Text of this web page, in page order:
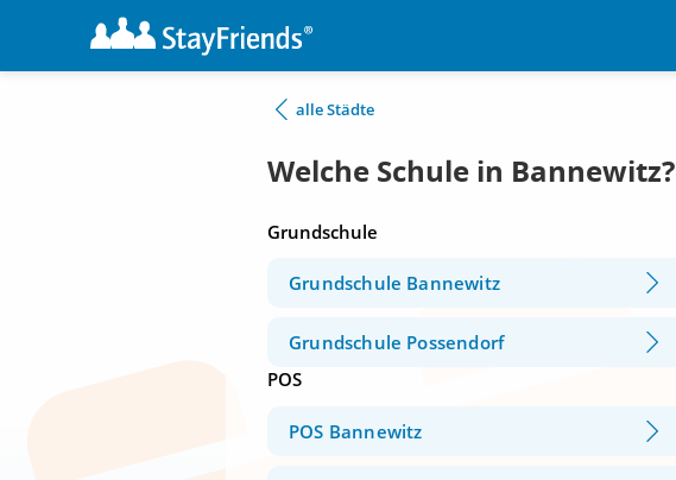
alle Städte
Welche Schule in Bannewitz?
Grundschule
Grundschule Bannewitz
Grundschule Possendorf
POS
POS Bannewitz